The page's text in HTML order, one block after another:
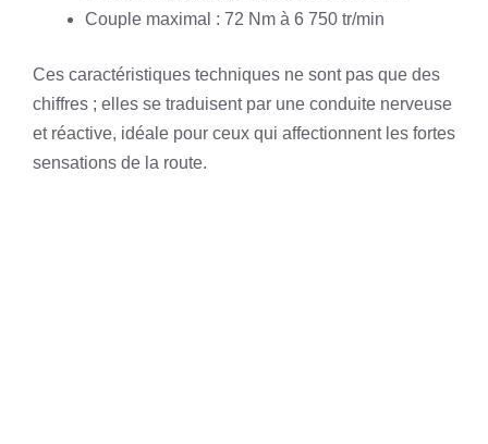
Couple maximal : 72 Nm à 6 750 tr/min
Ces caractéristiques techniques ne sont pas que des
chiffres ; elles se traduisent par une conduite nerveuse
et réactive, idéale pour ceux qui affectionnent les fortes
sensations de la route.